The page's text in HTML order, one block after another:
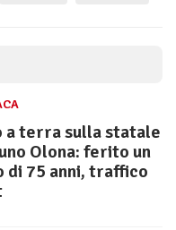
a terra sulla statale
Olona: ferito un
di 75 anni, traffico